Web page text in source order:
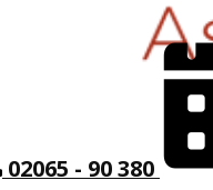
02065 - 90 380